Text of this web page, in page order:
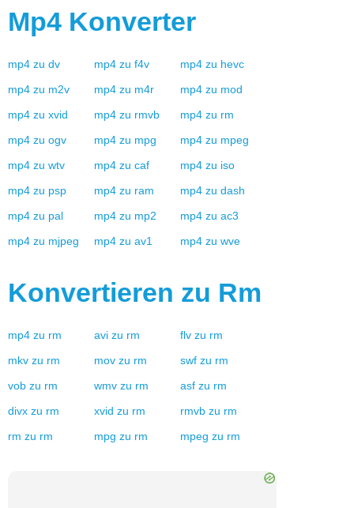
Mp4 Konverter
mp4 zu dv mp4 zu f4v mp4 zu hevc
mp4 zu m2v mp4 zu m4r mp4 zu mod
mp4 zu xvid mp4 zu rmvb mp4 zu rm
mp4 zu ogv mp4 zu mpg mp4 zu mpeg
mp4 zu wtv mp4 zu caf mp4 zu iso
mp4 zu psp mp4 zu ram mp4 zu dash
mp4 zu pal mp4 zu mp2 mp4 zu ac3
mp4 zu mjpeg mp4 zu av1 mp4 zu wve
Konvertieren zu Rm
mp4 zu rm avi zu rm flv zu rm
mkv zu rm mov zu rm swf zu rm
vob zu rm wmv zu rm asf zu rm
divx zu rm xvid zu rm rmvb zu rm
rm zu rm mpg zu rm mpeg zu rm